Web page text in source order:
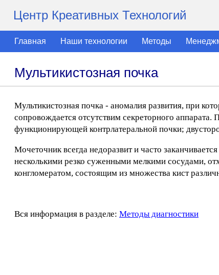
Центр Креативных Технологий
Главная Наши технологии Методы
Мультикистозная почка
Мультикистозная почка - аномалия развития, при
сопровождается отсутствим секреторного
функционирующей контрлатеральной почки;
Мочеточник всегда недоразвит и часто
несколькими резко суженными мелкими сосудами,
конгломератом, состоящим из множества кист
Вся информация в разделе: Методы диагностики